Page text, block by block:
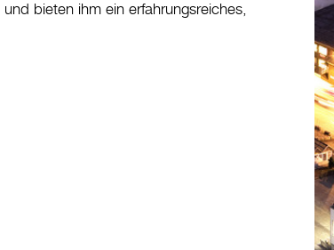
bieten ihm ein erfahrungsreiches,